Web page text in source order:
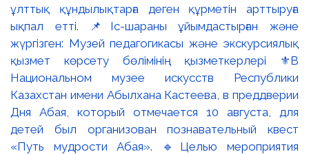
ұлттық құндылықтарға деген құрметін арттыруға
ықпал етті. 📌Іс-шараны ұйымдастырған және
жүргізген: Музей педагогикасы және экскурсиялық
қызмет көрсету бөлімінің қызметкерлері ⚜️В
Национальном музее искусств Республики
Казахстан имени Абылхана Кастеева, в преддверии
Дня Абая, который отмечается 10 августа, для
детей был организован познавательный квест
«Путь мудрости Абая». 🔹Целью мероприятия